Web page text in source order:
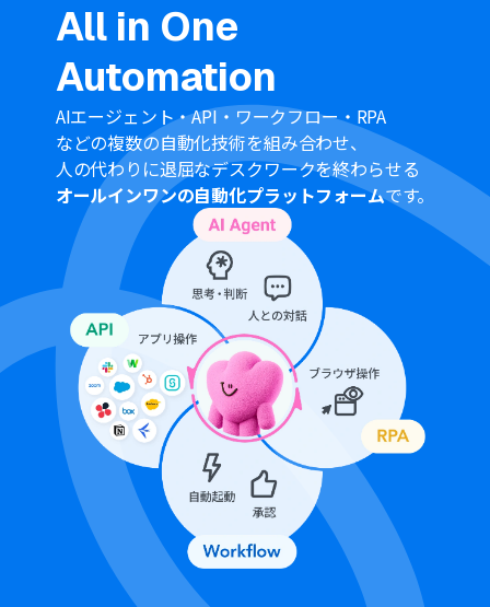
ァイル一覧の情報を変数として用い、処理の条件を任意
で設定できます
Google Driveでファイルをダウンロードする際、ファイ
ルIDは固定値だけでなく、前段で取得した情報を変数と
して設定することも可能です
OCR機能では、読み取りたいファイルのどの部分のテキ
ストを抽出するか、項目を任意で設定してください
Google スプレッドシートへの追加アクションでは、書き
込み先のスプレッドシート、シート、テーブルの範囲など
を任意で指定してください
■注意事項
Google Drive、Google スプレッドシートのそれぞれと
Yoomを連携してください。
「同じ処理を繰り返す」オペレーション間の操作は、チ
ームプラン・サクセスプランでのみご利用いただける機能
となっております。フリープラン・ミニプランの場合は設
定しているフローボットのオペレーションやデータコネ
クトはエラーとなりますので、ご注意ください。
チームプランやサクセスプランなどの有料プランは、2週
間の無料トライアルを行うことが可能です。無料トライア
ル中には制限対象のアプリや機能（オペレーション）を
使用することができます。
ダウンロード可能なファイル容量は最大300MBまでで
す。アプリの仕様によっては300MB未満になる可能性が
あるので、ご注意ください。
トリガー、各オペレーションでの取り扱い可能なファイ
All in One
Automation
AIエージェント・API・ワークフロー・RPA
などの複数の自動化技術を組み合わせ、
人の代わりに退屈なデスクワークを終わらせる
オールインワンの自動化プラットフォームです。